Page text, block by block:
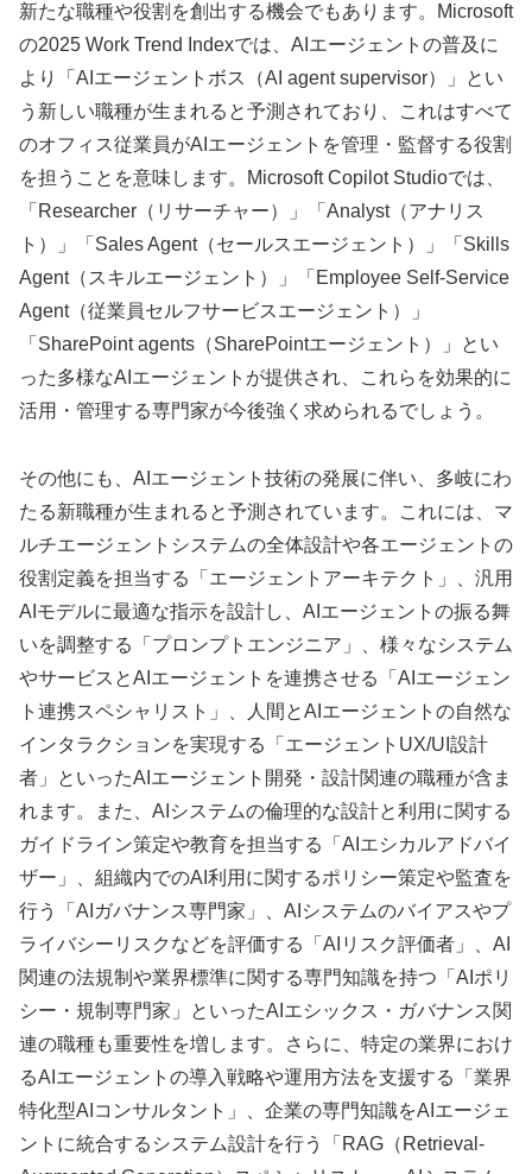
新たな職種や役割を創出する機会でもあります。Microsoft
の2025 Work Trend Indexでは、AIエージェントの普及に
より「AIエージェントボス（AI agent supervisor）」とい
う新しい職種が生まれると予測されており、これはすべて
のオフィス従業員がAIエージェントを管理・監督する役割
を担うことを意味します。Microsoft Copilot Studioでは、
「Researcher（リサーチャー）」「Analyst（アナリス
ト）」「Sales Agent（セールスエージェント）」「Skills
Agent（スキルエージェント）」「Employee Self-Service
Agent（従業員セルフサービスエージェント）」
「SharePoint agents（SharePointエージェント）」とい
った多様なAIエージェントが提供され、これらを効果的に
活用・管理する専門家が今後強く求められるでしょう。
その他にも、AIエージェント技術の発展に伴い、多岐にわ
たる新職種が生まれると予測されています。これには、マ
ルチエージェントシステムの全体設計や各エージェントの
役割定義を担当する「エージェントアーキテクト」、汎用
AIモデルに最適な指示を設計し、AIエージェントの振る舞
いを調整する「プロンプトエンジニア」、様々なシステム
やサービスとAIエージェントを連携させる「AIエージェン
ト連携スペシャリスト」、人間とAIエージェントの自然な
インタラクションを実現する「エージェントUX/UI設計
者」といったAIエージェント開発・設計関連の職種が含ま
れます。また、AIシステムの倫理的な設計と利用に関する
ガイドライン策定や教育を担当する「AIエシカルアドバイ
ザー」、組織内でのAI利用に関するポリシー策定や監査を
行う「AIガバナンス専門家」、AIシステムのバイアスやプ
ライバシーリスクなどを評価する「AIリスク評価者」、AI
関連の法規制や業界標準に関する専門知識を持つ「AIポリ
シー・規制専門家」といったAIエシックス・ガバナンス関
連の職種も重要性を増します。さらに、特定の業界におけ
るAIエージェントの導入戦略や運用方法を支援する「業界
特化型AIコンサルタント」、企業の専門知識をAIエージェ
ントに統合するシステム設計を行う「RAG（Retrieval-